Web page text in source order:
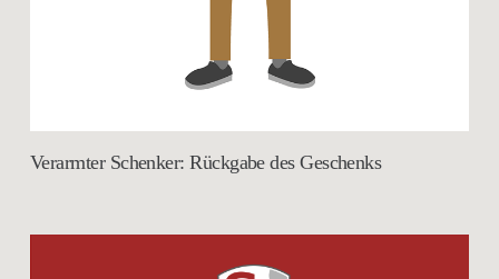
Verarmter Schenker: Rückgabe des Geschenks